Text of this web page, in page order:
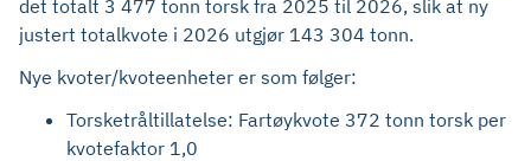
det totalt 3 477 tonn torsk fra 2025 til 2026, slik at ny
justert totalkvote i 2026 utgjør 143 304 tonn.
Nye kvoter/kvoteenheter er som følger:
Torsketråltillatelse: Fartøykvote 372 tonn torsk per
kvotefaktor 1,0